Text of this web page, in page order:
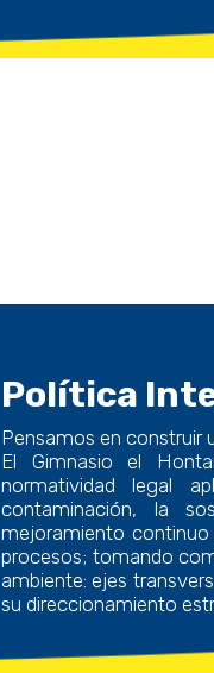
Política
Pensamos en construir
El Gimnasio el
normatividad legal
contaminación, la
mejoramiento
procesos; tomando
ambiente: ejes
su direccionamiento